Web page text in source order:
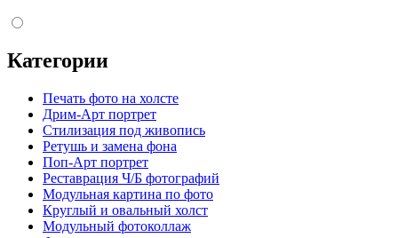
Категории
Печать фото на холсте
Дрим-Арт портрет
Стилизация под живопись
Ретушь и замена фона
Поп-Арт портрет
Реставрация Ч/Б фотографий
Модульная картина по фото
Круглый и овальный холст
Модульный фотоколлаж